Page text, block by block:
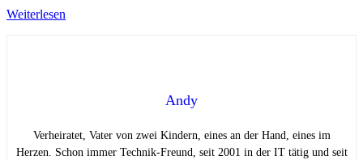
Weiterlesen
Andy
Verheiratet, Vater von zwei Kindern, eines an der Hand, eines im
Herzen. Schon immer Technik-Freund, seit 2001 in der IT tätig und seit